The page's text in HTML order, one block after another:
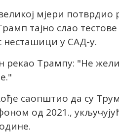
мјери
тајно слао
несташици у САД-у.
рекао Трампу: "Не
саопштио да су
од 2021.,